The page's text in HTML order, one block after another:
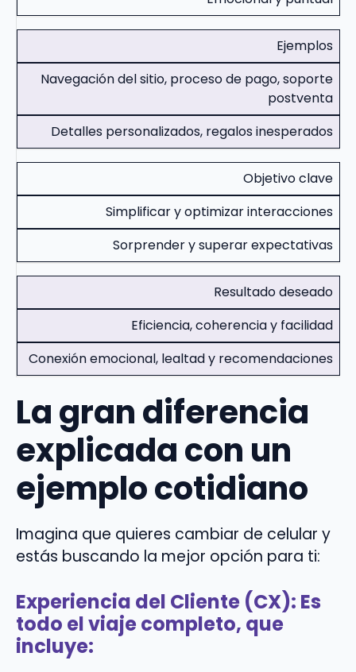
Ejemplos
Navegación del sitio, proceso de pago, soporte
postventa
Detalles personalizados, regalos inesperados
Objetivo clave
Simplificar y optimizar interacciones
Sorprender y superar expectativas
Resultado deseado
Eficiencia, coherencia y facilidad
Conexión emocional, lealtad y recomendaciones
La gran diferencia
explicada con un
ejemplo cotidiano
Imagina que quieres cambiar de celular y
estás buscando la mejor opción para ti:
Experiencia del Cliente (CX): Es
todo el viaje completo, que
incluye: